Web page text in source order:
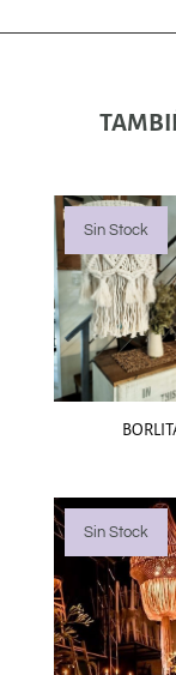
Sin Stock
Sin Stock